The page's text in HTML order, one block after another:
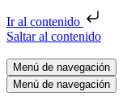
Ir al contenido
Saltar al contenido
Menú de navegación
Menú de navegación